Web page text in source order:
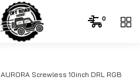
0
AURORA Screwless 10inch DRL RGB